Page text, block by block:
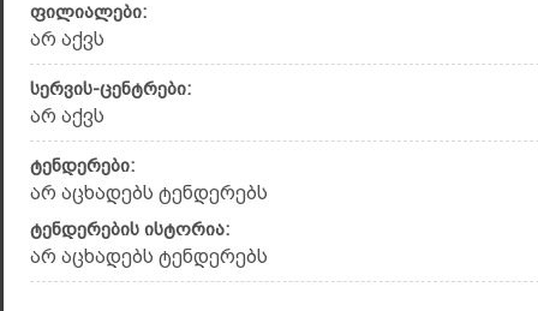
ფილიალები:
არ აქვს
სერვის-ცენტრები:
არ აქვს
ტენდერები:
არ აცხადებს ტენდერებს
ტენდერების ისტორია:
არ აცხადებს ტენდერებს